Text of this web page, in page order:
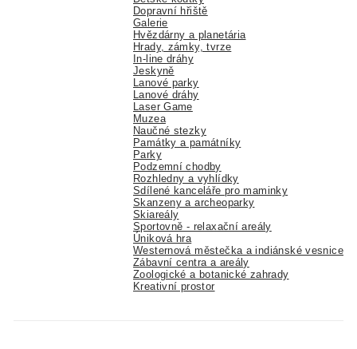
Dopravní hřiště
Galerie
Hvězdárny a planetária
Hrady, zámky, tvrze
In-line dráhy
Jeskyně
Lanové parky
Lanové dráhy
Laser Game
Muzea
Naučné stezky
Památky a památníky
Parky
Podzemní chodby
Rozhledny a vyhlídky
Sdílené kanceláře pro maminky
Skanzeny a archeoparky
Skiareály
Sportovně - relaxační areály
Úniková hra
Westernová městečka a indiánské vesnice
Zábavní centra a areály
Zoologické a botanické zahrady
Kreativní prostor